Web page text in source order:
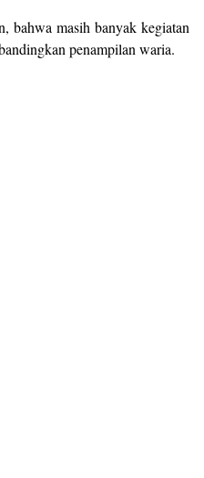
bahwa masih banyak kegiatan
penampilan waria.